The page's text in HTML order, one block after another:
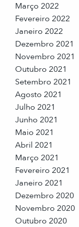
Março 2022
Fevereiro 2022
Janeiro 2022
Dezembro 2021
Novembro 2021
Outubro 2021
Setembro 2021
Agosto 2021
Julho 2021
Junho 2021
Maio 2021
Abril 2021
Março 2021
Fevereiro 2021
Janeiro 2021
Dezembro 2020
Novembro 2020
Outubro 2020